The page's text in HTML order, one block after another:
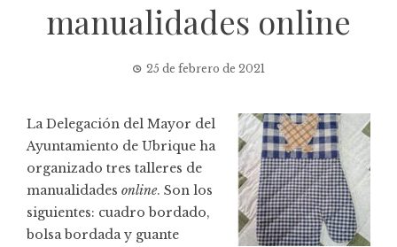
manualidades online
25 de febrero de 2021
La Delegación del Mayor del
Ayuntamiento de Ubrique ha
organizado tres talleres de
manualidades online. Son los
siguientes: cuadro bordado,
bolsa bordada y guante